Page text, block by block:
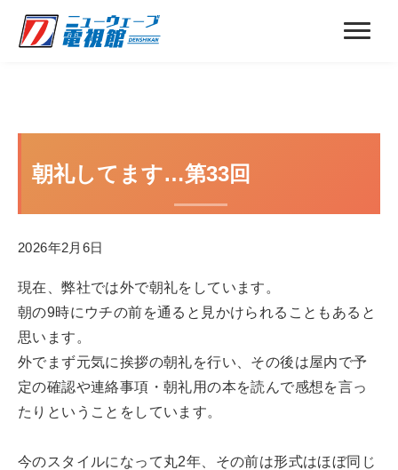
朝礼してます…第33回
2026年2月6日
現在、弊社では外で朝礼をしています。
朝の9時にウチの前を通ると見かけられることもあると
思います。
外でまず元気に挨拶の朝礼を行い、その後は屋内で予
定の確認や連絡事項・朝礼用の本を読んで感想を言っ
たりということをしています。
今のスタイルになって丸2年、その前は形式はほぼ同じ